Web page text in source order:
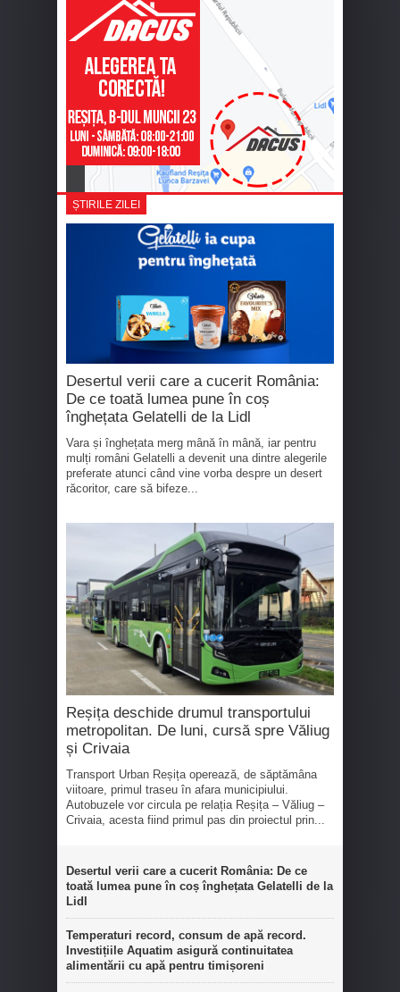
ȘTIRILE ZILEI
Desertul verii care a cucerit România:
De ce toată lumea pune în coș
înghețata Gelatelli de la Lidl
Vara și înghețata merg mână în mână, iar pentru
mulți români Gelatelli a devenit una dintre alegerile
preferate atunci când vine vorba despre un desert
răcoritor, care să bifeze...
Reșița deschide drumul transportului
metropolitan. De luni, cursă spre Văliug
și Crivaia
Transport Urban Reșița operează, de săptămâna
viitoare, primul traseu în afara municipiului.
Autobuzele vor circula pe relația Reșița – Văliug –
Crivaia, acesta fiind primul pas din proiectul prin...
Desertul verii care a cucerit România: De ce
toată lumea pune în coș înghețata Gelatelli de la
Lidl
Temperaturi record, consum de apă record.
Investițiile Aquatim asigură continuitatea
alimentării cu apă pentru timișoreni